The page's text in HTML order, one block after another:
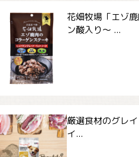
花畑牧場「エゾ
ン酸入り～ ...
厳選食材のグレ
イ...